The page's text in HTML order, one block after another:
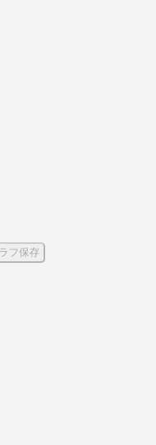
フ保存